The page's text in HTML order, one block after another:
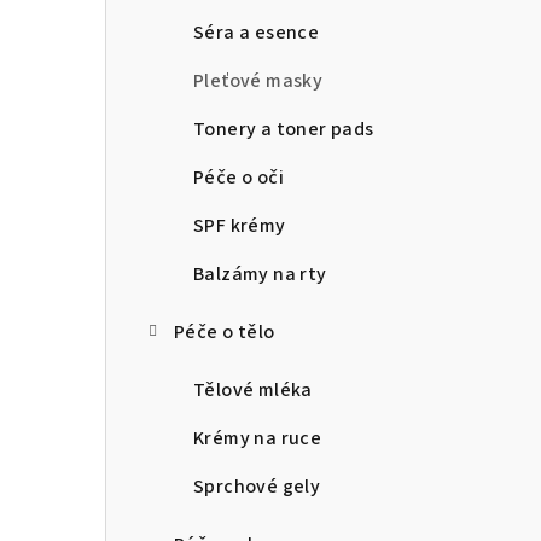
Séra a esence
Pleťové masky
Tonery a toner pads
Péče o oči
SPF krémy
Balzámy na rty
Péče o tělo
Tělové mléka
Krémy na ruce
Sprchové gely